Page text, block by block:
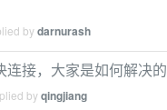
bydarnurash
接，大家是如何解决的
byqingjiang